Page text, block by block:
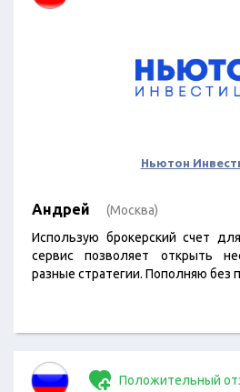
Ньютон
Андрей (Москва)
Использую брокерский счет
сервис позволяет открыть
разные стратегии. Пополняю без
Положительный